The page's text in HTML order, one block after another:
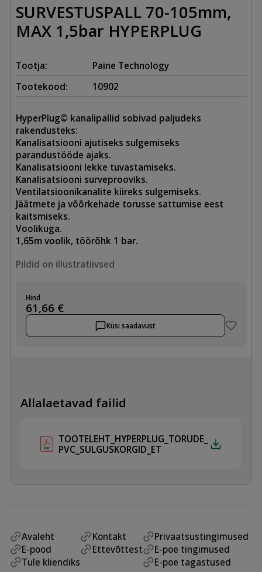
SURVESTUSPALL 70-105mm,
MAX 1,5bar HYPERPLUG
Tootja:
Paine Technology
Tootekood:
10902
HyperPlug© kanalipallid sobivad paljudeks
rakendusteks:
Kanalisatsiooni ajutiseks sulgemiseks
parandustööde ajaks.
Kanalisatsiooni lekke tuvastamiseks.
Kanalisatsiooni surveprooviks.
Ventilatsioonikanalite kiireks sulgemiseks.
Jäätmete ja võõrkehade torusse sattumise eest
kaitsmiseks.
Voolikuga.
1,65m voolik, töörõhk 1 bar.
Pildid on illustratiivsed
Hind
61,66 €
Küsi saadavust
Allalaetavad failid
TOOTELEHT_HYPERPLUG_TORUDE_
PVC_SULGUSKORGID_ET
Avaleht
E-pood
Tule kliendiks
Kontakt
Ettevõttest
Privaatsustingimused
E-poe tingimused
E-poe tagastused